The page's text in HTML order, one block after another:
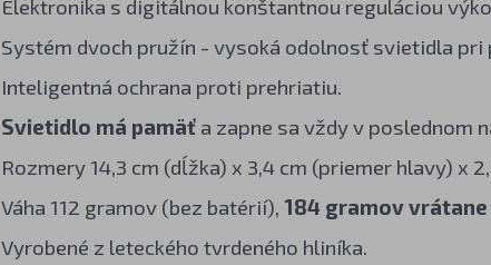
Elektronika s digitálnou konštantnou reguláciou
Systém dvoch pružín - vysoká odolnosť svietidla pri
Inteligentná ochrana proti prehriatiu.
Svietidlo má pamäťa zapne sa vždy v poslednom
Rozmery 14,3 cm (dĺžka) x 3,4 cm (priemer hlavy) x
Váha 112 gramov (bez batérií), 184 gramov
Vyrobené z leteckého tvrdeného hliníka.